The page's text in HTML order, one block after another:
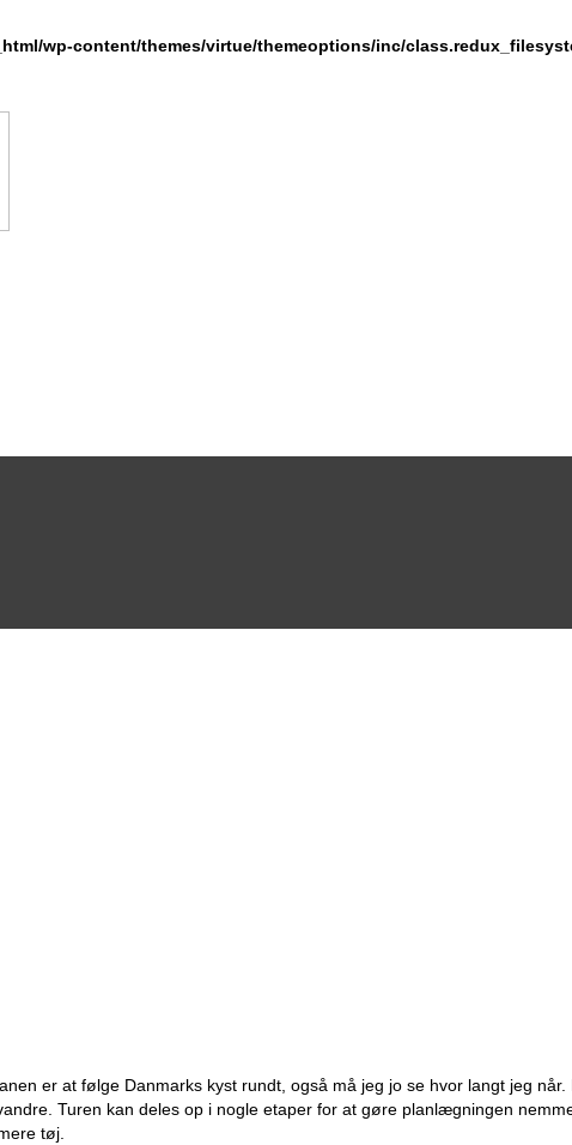
wp-content/themes/virtue/themeoptions/inc/
er at følge Danmarks kyst rundt, også må jeg jo se hvor langt jeg
Turen kan deles op i nogle etaper for at gøre planlægningen
tøj.